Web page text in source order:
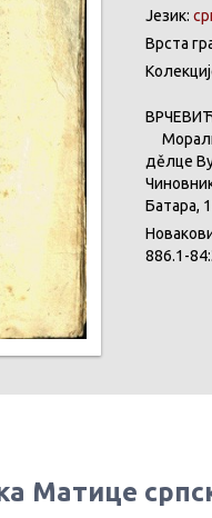
Језик:
Врста
ВРЧЕВИЋ
дěлце
Батара,
886.1-
Матице